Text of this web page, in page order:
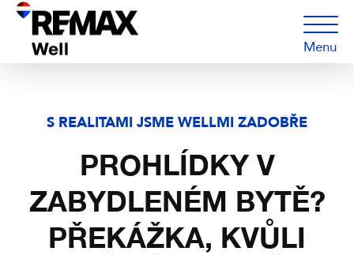
Menu
S REALITAMI JSME WELLMI ZADOBŘE
PROHLÍDKY V
ZABYDLENÉM BYTĚ?
PŘEKÁŽKA, KVŮLI